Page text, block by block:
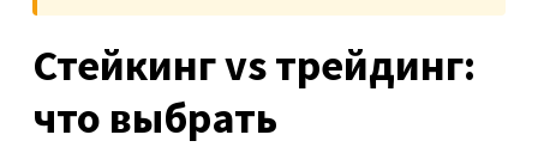
Стейкинг vs трейдинг:
что выбрать